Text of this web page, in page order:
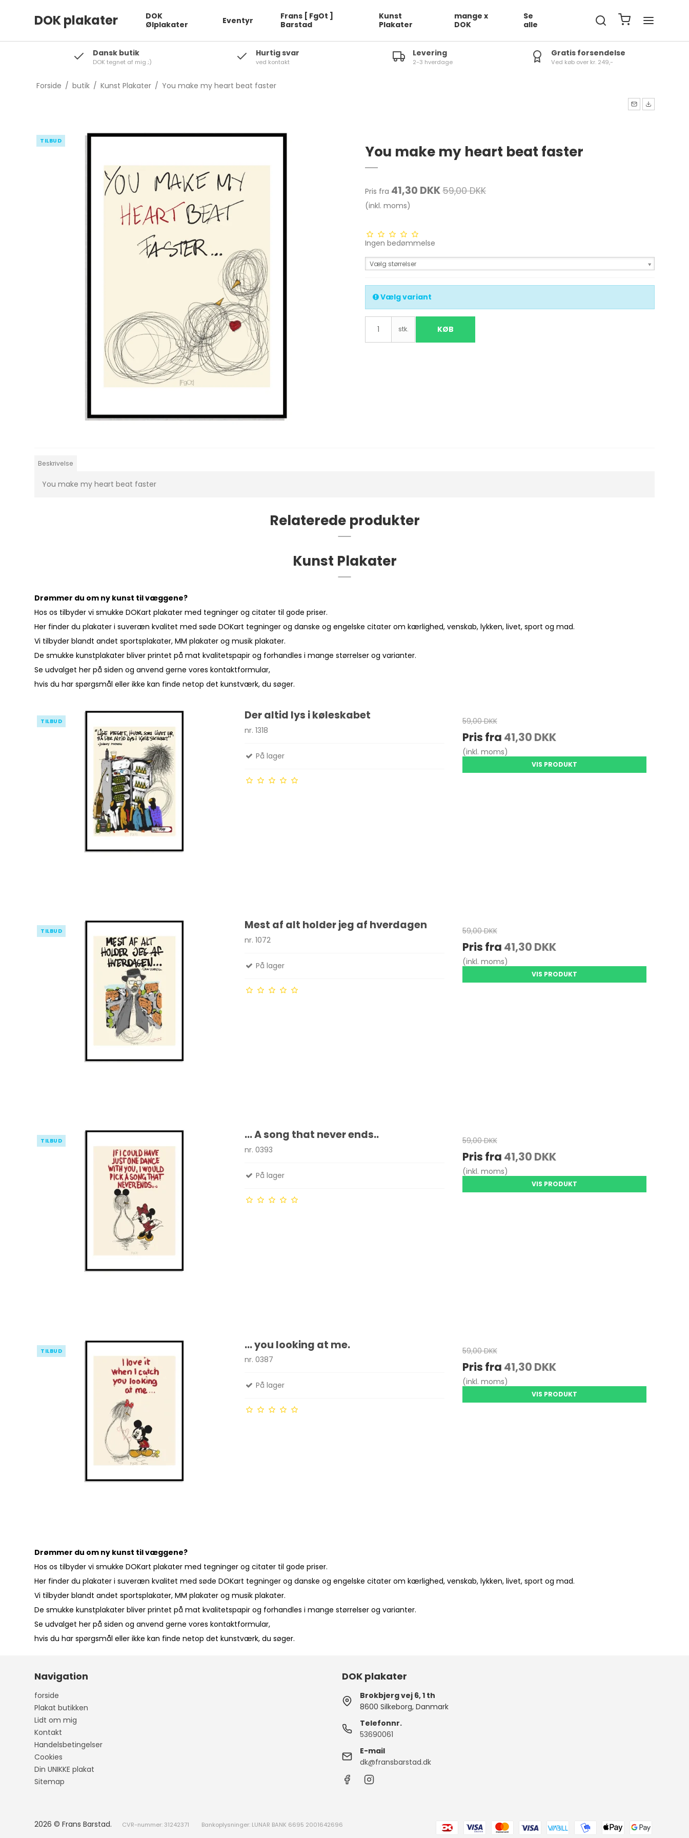
DOK plakater
DOK
Ølplakater
Eventyr
Frans [ FgOt ]
Barstad
Kunst
Plakater
mange x
DOK
Se
alle
Dansk butik
DOK tegnet af mig ;)
Hurtig svar
ved kontakt
Levering
2-3 hverdage
Gratis forsendelse
Ved køb over kr. 249,-
Forside / butik / Kunst Plakater / You make my heart beat faster
TILBUD
You make my heart beat faster
Pris fra 41,30 DKK59,00 DKK
(inkl. moms)
Ingen bedømmelse
Vælg størrelser
Vælg variant
stk. KØB
Beskrivelse
You make my heart beat faster
Relaterede produkter
Kunst Plakater
Drømmer du om ny kunst til væggene?
Hos os tilbyder vi smukke DOKart plakater med tegninger og citater til gode priser.
Her finder du plakater i suveræn kvalitet med søde DOKart tegninger og danske og engelske citater om kærlighed, venskab, lykken, livet, sport og mad.
Vi tilbyder blandt andet sportsplakater, MM plakater og musik plakater.
De smukke kunstplakater bliver printet på mat kvalitetspapir og forhandles i mange størrelser og varianter.
Se udvalget her på siden og anvend gerne voreskontaktformular,
hvis du har spørgsmål eller ikke kan finde netop det kunstværk, du søger.
TILBUD Der altid lys i køleskabet
nr. 1318
På lager
59,00 DKK
Pris fra 41,30 DKK
(inkl. moms)
VIS PRODUKT
TILBUD Mest af alt holder jeg af hverdagen
nr. 1072
På lager
59,00 DKK
Pris fra 41,30 DKK
(inkl. moms)
VIS PRODUKT
TILBUD ... A song that never ends..
nr. 0393
På lager
59,00 DKK
Pris fra 41,30 DKK
(inkl. moms)
VIS PRODUKT
TILBUD ... you looking at me.
nr. 0387
På lager
59,00 DKK
Pris fra 41,30 DKK
(inkl. moms)
VIS PRODUKT
Drømmer du om ny kunst til væggene?
Hos os tilbyder vi smukke DOKart plakater med tegninger og citater til gode priser.
Her finder du plakater i suveræn kvalitet med søde DOKart tegninger og danske og engelske citater om kærlighed, venskab, lykken, livet, sport og mad.
Vi tilbyder blandt andet sportsplakater, MM plakater og musik plakater.
De smukke kunstplakater bliver printet på mat kvalitetspapir og forhandles i mange størrelser og varianter.
Se udvalget her på siden og anvend gerne voreskontaktformular,
hvis du har spørgsmål eller ikke kan finde netop det kunstværk, du søger.
Navigation
forside
Plakat butikken
Lidt om mig
Kontakt
Handelsbetingelser
Cookies
Din UNIKKE plakat
Sitemap
DOK plakater
Brokbjerg vej 6, 1 th
8600 Silkeborg, Danmark
Telefonnr.
53690061
E-mail
dk@fransbarstad.dk
2026 © Frans Barstad. CVR-nummer: 31242371 Bankoplysninger: LUNAR BANK 6695 2001642696